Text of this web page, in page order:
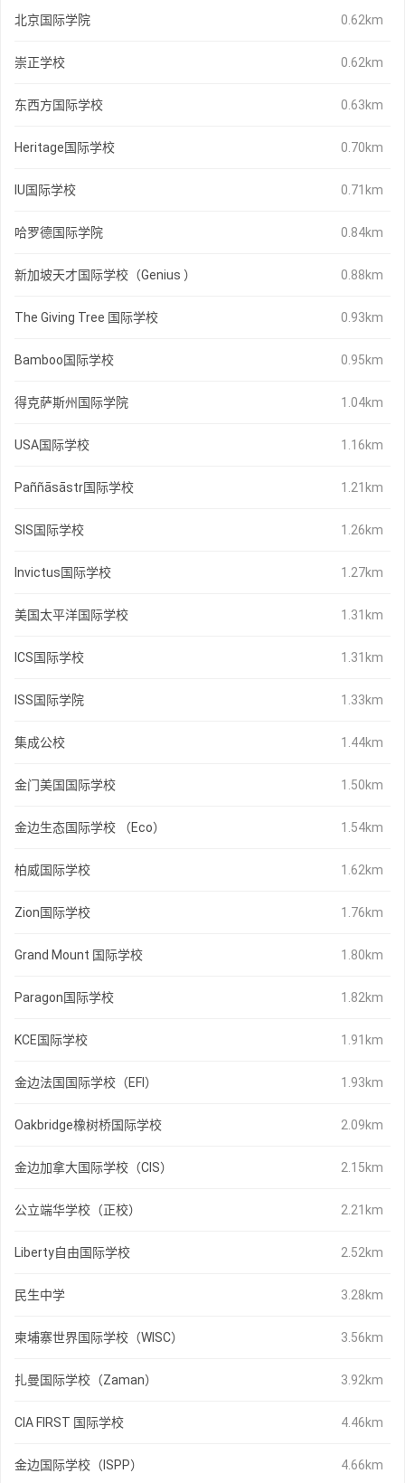
北京国际学院 0.62km
崇正学校 0.62km
东西方国际学校 0.63km
Heritage国际学校 0.70km
IU国际学校 0.71km
哈罗德国际学院 0.84km
新加坡天才国际学校（Genius ） 0.88km
The Giving Tree 国际学校 0.93km
Bamboo国际学校 0.95km
得克萨斯州国际学院 1.04km
USA国际学校 1.16km
Paññāsāstr国际学校 1.21km
SIS国际学校 1.26km
Invictus国际学校 1.27km
美国太平洋国际学校 1.31km
ICS国际学校 1.31km
ISS国际学院 1.33km
集成公校 1.44km
金门美国国际学校 1.50km
金边生态国际学校 （Eco） 1.54km
柏威国际学校 1.62km
Zion国际学校 1.76km
Grand Mount 国际学校 1.80km
Paragon国际学校 1.82km
KCE国际学校 1.91km
金边法国国际学校（EFI） 1.93km
Oakbridge橡树桥国际学校 2.09km
金边加拿大国际学校（CIS） 2.15km
公立端华学校（正校） 2.21km
Liberty自由国际学校 2.52km
民生中学 3.28km
柬埔寨世界国际学校（WISC） 3.56km
扎曼国际学校（Zaman） 3.92km
CIA FIRST 国际学校 4.46km
金边国际学校（ISPP） 4.66km